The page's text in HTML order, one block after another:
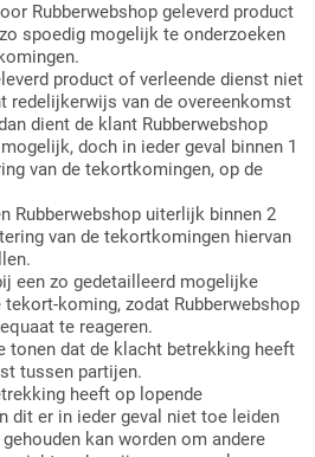
Rubberwebshop geleverd product
spoedig mogelijk te onderzoeken
product of verleende dienst niet
redelijkerwijs van de overeenkomst
dient de klant Rubberwebshop
doch in ieder geval binnen 1
van de tekortkomingen, op de
Rubberwebshop uiterlijk binnen 2
van de tekortkomingen hiervan
een zo gedetailleerd mogelijke
koming, zodat Rubberwebshop
te reageren.
tonen dat de klacht betrekking heeft
tussen partijen.
heeft op lopende
dit er in ieder geval niet toe leiden
kan worden om andere